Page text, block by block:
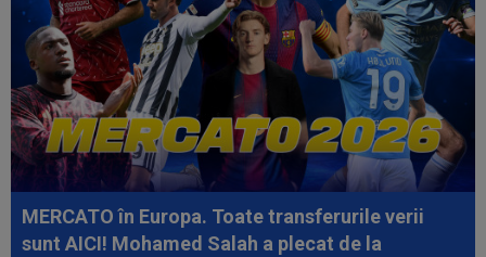
09:38
Gigi Becali a lansat oferta: ”1,5 milioane de
euro”
09:36
Atenție, Craiova! Finlandezii și-au făcut temele
și au descifrat cum vor aborda...
09:27 EXCLUSIV
Surpriză la CFR Cluj! Ioan Varga:
”Acum ajut clubul, dar de la anul nu știu...
MERCATO în Europa. Toate transferurile verii
sunt AICI! Mohamed Salah a plecat de la